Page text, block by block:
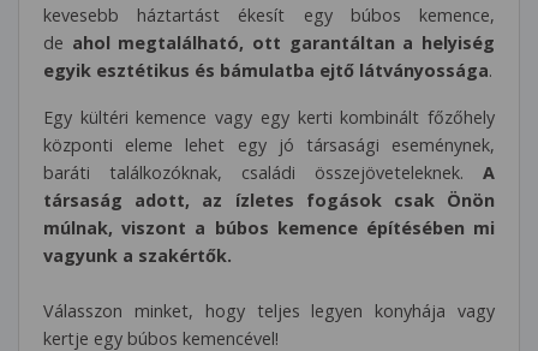
kevesebb háztartást ékesít egy búbos kemence,
de ahol megtalálható, ott garantáltan a helyiség
egyik esztétikus és bámulatba ejtő látványossága.
Egy kültéri kemence vagy egy kerti kombinált főzőhely
központi eleme lehet egy jó társasági eseménynek,
baráti találkozóknak, családi összejöveteleknek. A
társaság adott, az ízletes fogások csak Önön
múlnak, viszont a búbos kemence építésében mi
vagyunk a szakértők.
Válasszon minket, hogy teljes legyen konyhája vagy
kertje egy búbos kemencével!